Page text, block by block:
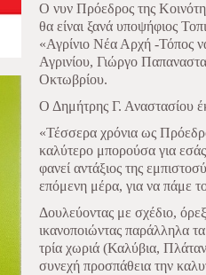
Ο νυν Πρόεδρος της
θα είναι ξανά υποψήφιος
«Αγρίνιο Νέα Αρχή -Τόπος
Αγρινίου, Γιώργο
Οκτωβρίου.
Ο Δημήτρης Γ. Αναστασίου
«Τέσσερα χρόνια ως
καλύτερο μπορούσα για
φανεί αντάξιος της
επόμενη μέρα, για να πάμε
Δουλεύοντας με σχέδιο,
ικανοποιώντας παράλληλα
τρία χωριά (Καλύβια,
συνεχή προσπάθεια την